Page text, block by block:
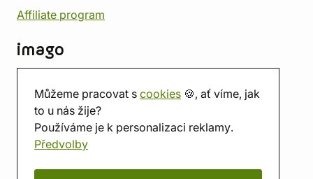
Můžeme pracovat s cookies 🍪, ať víme, jak
to u nás žije?
Používáme je k personalizaci reklamy.
Předvolby
Affiliate program
imago
Prodejna
Herna
O nás
Hodnocení obchodu